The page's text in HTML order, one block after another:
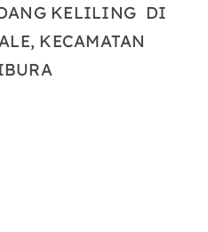
KELILING DI
KECAMATAN